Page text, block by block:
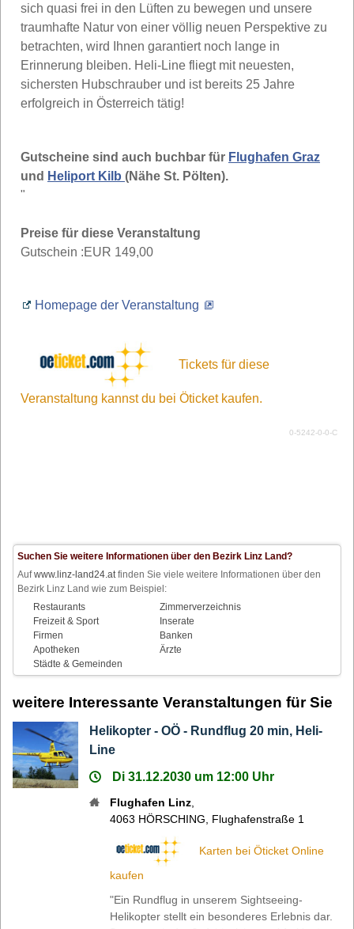
sich quasi frei in den Lüften zu bewegen und unsere
traumhafte Natur von einer völlig neuen Perspektive zu
betrachten, wird Ihnen garantiert noch lange in
Erinnerung bleiben. Heli-Line fliegt mit neuesten,
sichersten Hubschrauber und ist bereits 25 Jahre
erfolgreich in Österreich tätig!
Gutscheine sind auch buchbar für Flughafen Graz
und Heliport Kilb (Nähe St. Pölten).
"
Preise für diese Veranstaltung
Gutschein :EUR 149,00
Homepage der Veranstaltung
Tickets für diese
Veranstaltung kannst du bei Öticket kaufen.
0-5242-0-0-C
Suchen Sie weitere Informationen über den Bezirk Linz Land?
Aufwww.linz-land24.atfinden Sie viele weitere Informationen über den
Bezirk Linz Land wie zum Beispiel:
Restaurants
Zimmerverzeichnis
Freizeit & Sport
Inserate
Firmen
Banken
Apotheken
Ärzte
Städte & Gemeinden
weitere Interessante Veranstaltungen für Sie
Helikopter - OÖ - Rundflug 20 min, Heli-
Line
Di 31.12.2030 um 12:00 Uhr
Flughafen Linz,
4063 HÖRSCHING, Flughafenstraße 1
Karten bei Öticket Online
kaufen
"Ein Rundflug in unserem Sightseeing-
Helikopter stellt ein besonderes Erlebnis dar.